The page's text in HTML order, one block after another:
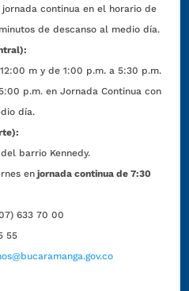
continua en el horario de
de descanso al medio día.
m y de 1:00 p.m. a 5:30 p.m.
en Jornada Continua con
día.
barrio Kennedy.
en jornada continua de 7:30
633 70 00
55